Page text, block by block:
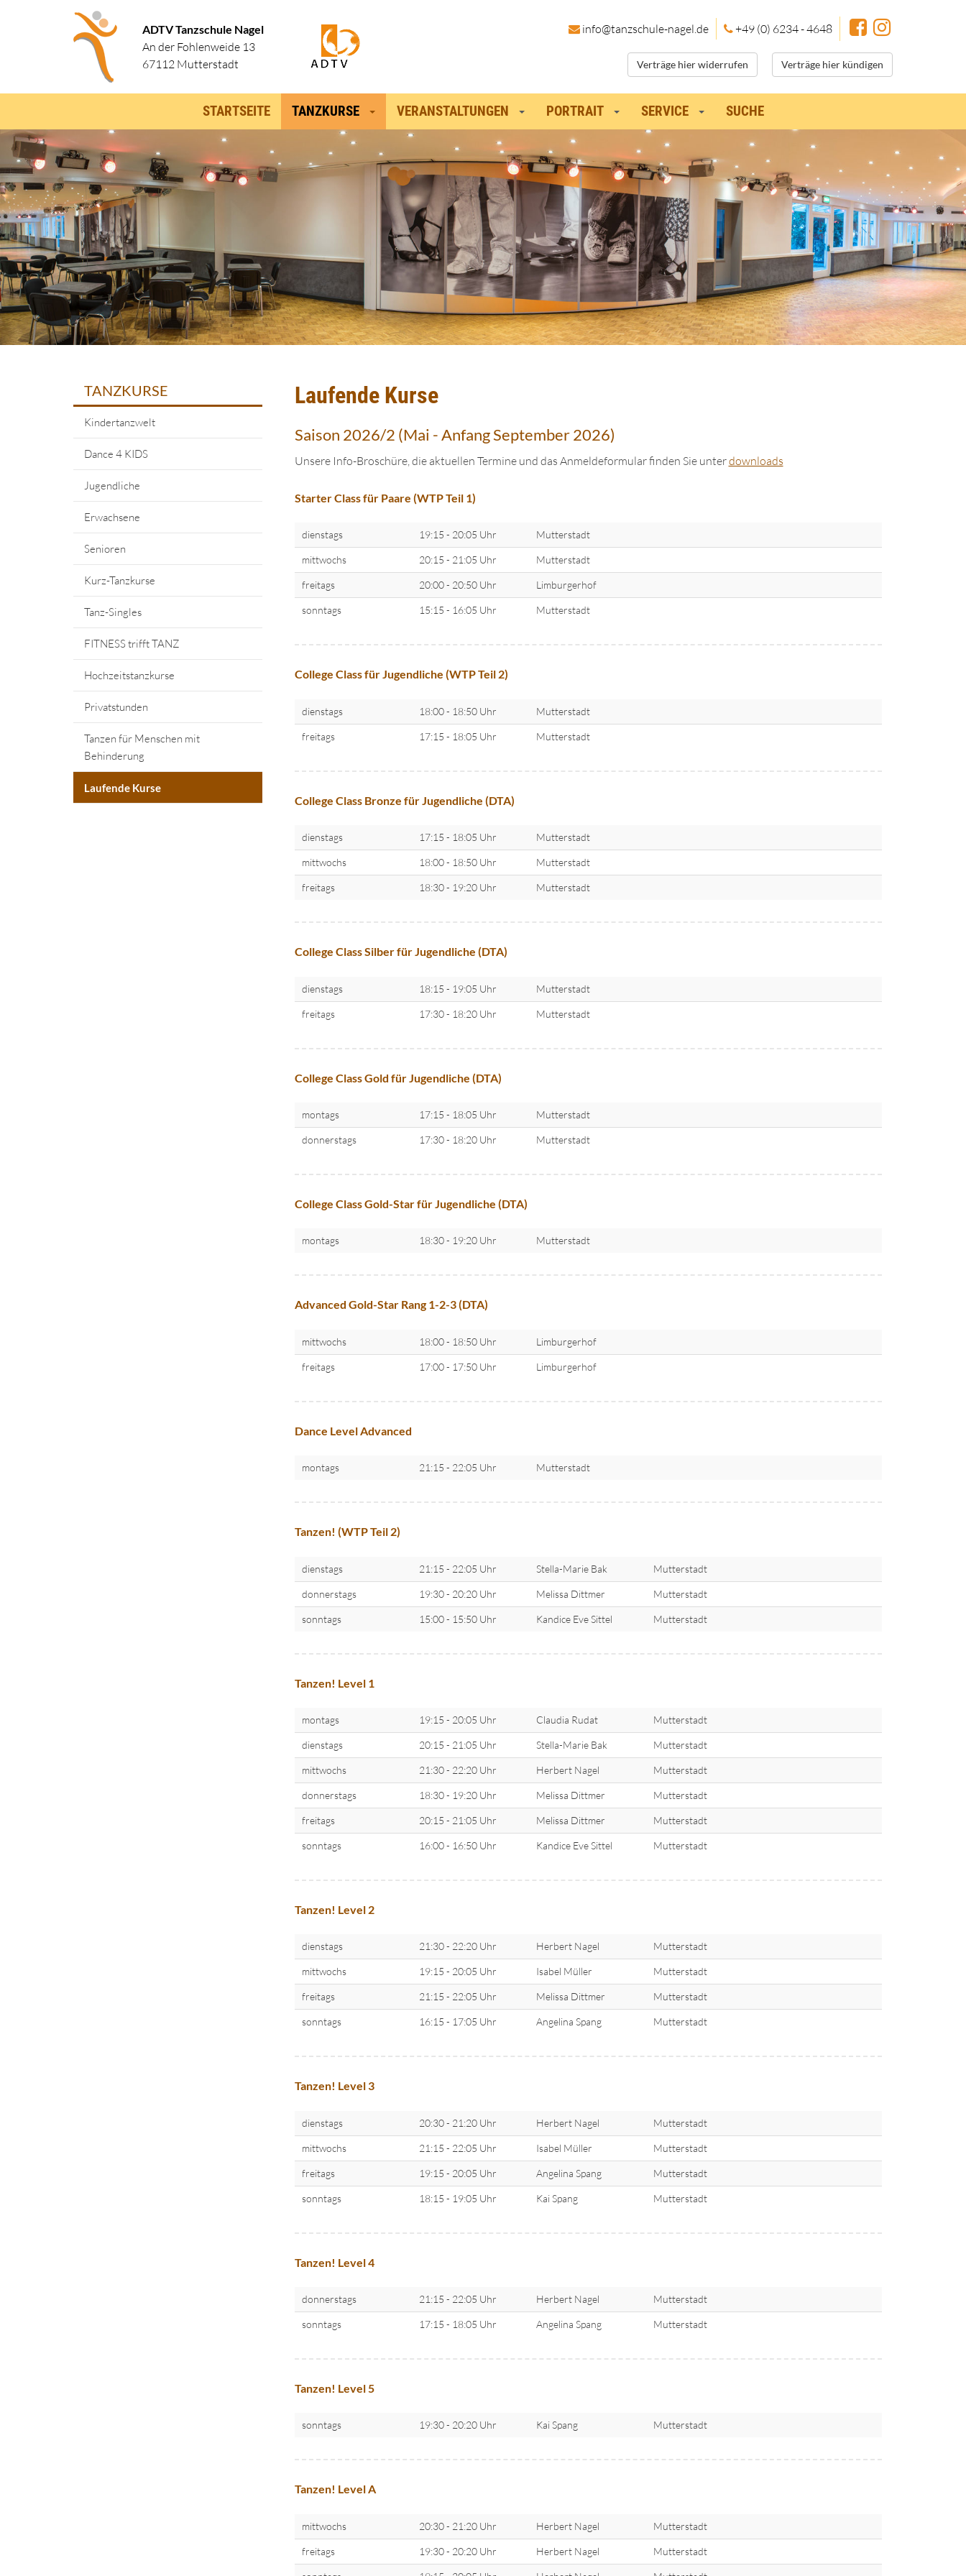
ADTV Tanzschule Nagel
An der Fohlenweide 13
67112 Mutterstadt
info@tanzschule-nagel.de +49 (0) 6234 - 4648
Verträge hier widerrufen Verträge hier kündigen
STARTSEITE TANZKURSE VERANSTALTUNGEN PORTRAIT SERVICE SUCHE
Laufende Kurse
Saison 2026/2 (Mai - Anfang September 2026)
Unsere Info-Broschüre, die aktuellen Termine und das Anmeldeformular finden Sie unterdownloads
Starter Class für Paare (WTP Teil 1)
dienstags 19:15 - 20:05 Uhr Mutterstadt
mittwochs 20:15 - 21:05 Uhr Mutterstadt
freitags 20:00 - 20:50 Uhr Limburgerhof
sonntags 15:15 - 16:05 Uhr Mutterstadt
College Class für Jugendliche (WTP Teil 2)
dienstags 18:00 - 18:50 Uhr Mutterstadt
freitags 17:15 - 18:05 Uhr Mutterstadt
College Class Bronze für Jugendliche (DTA)
dienstags 17:15 - 18:05 Uhr Mutterstadt
mittwochs 18:00 - 18:50 Uhr Mutterstadt
freitags 18:30 - 19:20 Uhr Mutterstadt
College Class Silber für Jugendliche (DTA)
dienstags 18:15 - 19:05 Uhr Mutterstadt
freitags 17:30 - 18:20 Uhr Mutterstadt
College Class Gold für Jugendliche (DTA)
montags 17:15 - 18:05 Uhr Mutterstadt
donnerstags 17:30 - 18:20 Uhr Mutterstadt
College Class Gold-Star für Jugendliche (DTA)
montags 18:30 - 19:20 Uhr Mutterstadt
Advanced Gold-Star Rang 1-2-3 (DTA)
mittwochs 18:00 - 18:50 Uhr Limburgerhof
freitags 17:00 - 17:50 Uhr Limburgerhof
Dance Level Advanced
montags 21:15 - 22:05 Uhr Mutterstadt
Tanzen! (WTP Teil 2)
dienstags 21:15 - 22:05 Uhr Stella-Marie Bak Mutterstadt
donnerstags 19:30 - 20:20 Uhr Melissa Dittmer Mutterstadt
sonntags 15:00 - 15:50 Uhr Kandice Eve Sittel Mutterstadt
Tanzen! Level 1
montags 19:15 - 20:05 Uhr Claudia Rudat Mutterstadt
dienstags 20:15 - 21:05 Uhr Stella-Marie Bak Mutterstadt
mittwochs 21:30 - 22:20 Uhr Herbert Nagel Mutterstadt
donnerstags 18:30 - 19:20 Uhr Melissa Dittmer Mutterstadt
freitags 20:15 - 21:05 Uhr Melissa Dittmer Mutterstadt
sonntags 16:00 - 16:50 Uhr Kandice Eve Sittel Mutterstadt
Tanzen! Level 2
dienstags 21:30 - 22:20 Uhr Herbert Nagel Mutterstadt
mittwochs 19:15 - 20:05 Uhr Isabel Müller Mutterstadt
freitags 21:15 - 22:05 Uhr Melissa Dittmer Mutterstadt
sonntags 16:15 - 17:05 Uhr Angelina Spang Mutterstadt
Tanzen! Level 3
dienstags 20:30 - 21:20 Uhr Herbert Nagel Mutterstadt
mittwochs 21:15 - 22:05 Uhr Isabel Müller Mutterstadt
freitags 19:15 - 20:05 Uhr Angelina Spang Mutterstadt
sonntags 18:15 - 19:05 Uhr Kai Spang Mutterstadt
Tanzen! Level 4
donnerstags 21:15 - 22:05 Uhr Herbert Nagel Mutterstadt
sonntags 17:15 - 18:05 Uhr Angelina Spang Mutterstadt
Tanzen! Level 5
sonntags 19:30 - 20:20 Uhr Kai Spang Mutterstadt
Tanzen! Level A
mittwochs 20:30 - 21:20 Uhr Herbert Nagel Mutterstadt
freitags 19:30 - 20:20 Uhr Herbert Nagel Mutterstadt
TANZKURSE
Kindertanzwelt
Dance 4 KIDS
Jugendliche
Erwachsene
Senioren
Kurz-Tanzkurse
Tanz-Singles
FITNESS trifft TANZ
Hochzeitstanzkurse
Privatstunden
Tanzen für Menschen mit
Behinderung
Laufende Kurse